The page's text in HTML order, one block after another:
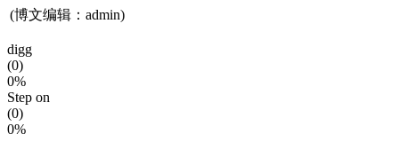
(博文编辑：admin)
digg
(0)
0%
Step on
(0)
0%